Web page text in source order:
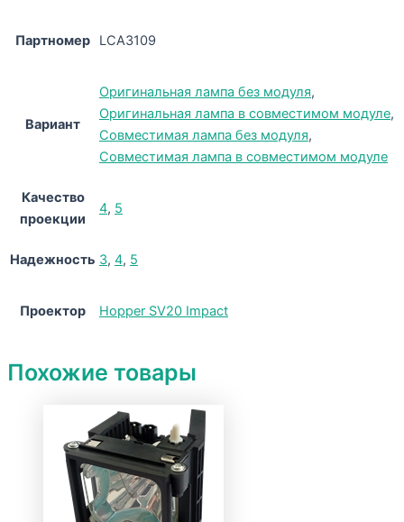
Партномер LCA3109
Вариант
Оригинальная лампа без модуля,
Оригинальная лампа в совместимом модуле,
Совместимая лампа без модуля,
Совместимая лампа в совместимом модуле
Качество
проекции
4, 5
Надежность 3, 4, 5
Проектор Hopper SV20 Impact
Похожие товары